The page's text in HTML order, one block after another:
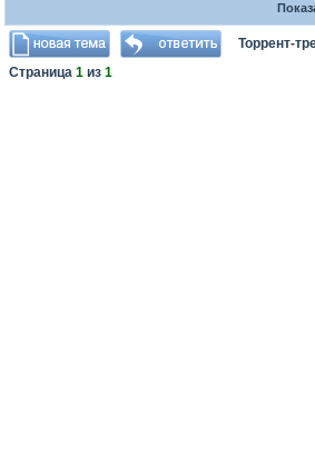
Торрент-
Страница 1 из 1